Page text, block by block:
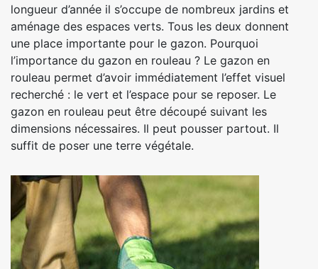
longueur d’année il s’occupe de nombreux jardins et
aménage des espaces verts. Tous les deux donnent
une place importante pour le gazon. Pourquoi
l’importance du gazon en rouleau ? Le gazon en
rouleau permet d’avoir immédiatement l’effet visuel
recherché : le vert et l’espace pour se reposer. Le
gazon en rouleau peut être découpé suivant les
dimensions nécessaires. Il peut pousser partout. Il
suffit de poser une terre végétale.